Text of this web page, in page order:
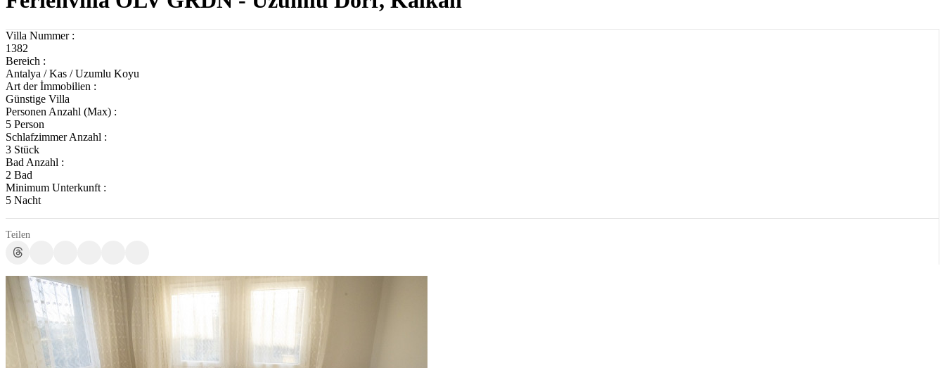
Villa Nummer :
1382
Bereich :
Antalya / Kas / Uzumlu Koyu
Art der İmmobilien :
Günstige Villa
Personen Anzahl (Max) :
5 Person
Schlafzimmer Anzahl :
3 Stück
Bad Anzahl :
2 Bad
Minimum Unterkunft :
5 Nacht
Teilen